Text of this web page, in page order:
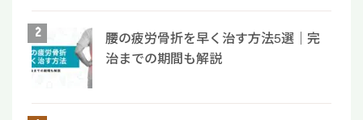
腰の疲労骨折を早く治す方法5選｜完
治までの期間も解説